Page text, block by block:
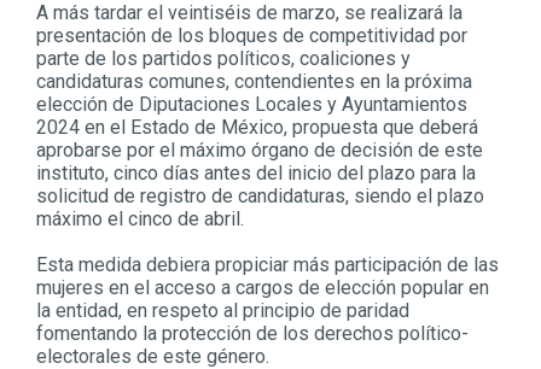
A más tardar el veintiséis de marzo, se realizará la
presentación de los bloques de competitividad por
parte de los partidos políticos, coaliciones y
candidaturas comunes, contendientes en la próxima
elección de Diputaciones Locales y Ayuntamientos
2024 en el Estado de México, propuesta que deberá
aprobarse por el máximo órgano de decisión de este
instituto, cinco días antes del inicio del plazo para la
solicitud de registro de candidaturas, siendo el plazo
máximo el cinco de abril.
Esta medida debiera propiciar más participación de las
mujeres en el acceso a cargos de elección popular en
la entidad, en respeto al principio de paridad
fomentando la protección de los derechos político-
electorales de este género.